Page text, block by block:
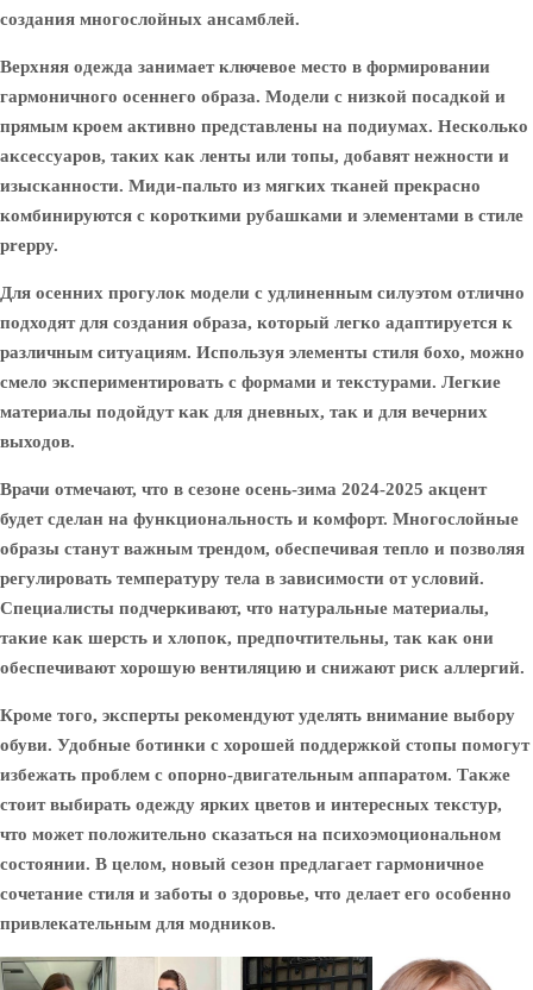
создания многослойных ансамблей.
Верхняя одежда занимает ключевое место в формировании
гармоничного осеннего образа. Модели с низкой посадкой и
прямым кроем активно представлены на подиумах. Несколько
аксессуаров, таких как ленты или топы, добавят нежности и
изысканности. Миди-пальто из мягких тканей прекрасно
комбинируются с короткими рубашками и элементами в стиле
preppy.
Для осенних прогулок модели с удлиненным силуэтом отлично
подходят для создания образа, который легко адаптируется к
различным ситуациям. Используя элементы стиля бохо, можно
смело экспериментировать с формами и текстурами. Легкие
материалы подойдут как для дневных, так и для вечерних
выходов.
Врачи отмечают, что в сезоне осень-зима 2024-2025 акцент
будет сделан на функциональность и комфорт. Многослойные
образы станут важным трендом, обеспечивая тепло и позволяя
регулировать температуру тела в зависимости от условий.
Специалисты подчеркивают, что натуральные материалы,
такие как шерсть и хлопок, предпочтительны, так как они
обеспечивают хорошую вентиляцию и снижают риск аллергий.
Кроме того, эксперты рекомендуют уделять внимание выбору
обуви. Удобные ботинки с хорошей поддержкой стопы помогут
избежать проблем с опорно-двигательным аппаратом. Также
стоит выбирать одежду ярких цветов и интересных текстур,
что может положительно сказаться на психоэмоциональном
состоянии. В целом, новый сезон предлагает гармоничное
сочетание стиля и заботы о здоровье, что делает его особенно
привлекательным для модников.